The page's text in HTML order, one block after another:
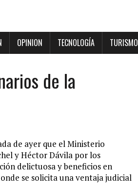
OPINION TECNOLOGÍA TURISMO
de la
de ayer que el Ministerio
y Héctor Dávila por los
delictuosa y beneficios en
se solicita una ventaja judicial